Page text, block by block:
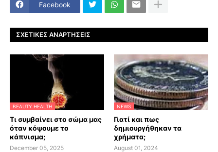
Facebook
ΣΧΕΤΙΚΈΣ ΑΝΑΡΤΉΣΕΙΣ
BEAUTY HEALTH
Τι συμβαίνει στο σώμα μας
όταν κόψουμε το
κάπνισμα;
December 05, 2025
NEWS
Γιατί και πως
δημιουργήθηκαν τα
χρήματα;
August 01, 2024